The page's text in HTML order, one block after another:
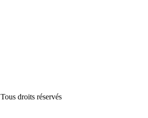
Tous droits réservés